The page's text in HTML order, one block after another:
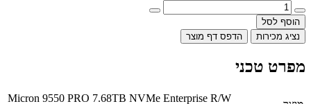
הוסף לסל
נציג מכירות
הדפס דף מוצר
מפרט טכני
Micron 9550 PRO 7.68TB NVMe Enterprise R/W